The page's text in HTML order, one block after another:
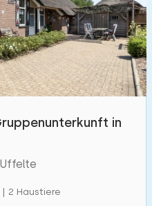
in
| 2 Haustiere